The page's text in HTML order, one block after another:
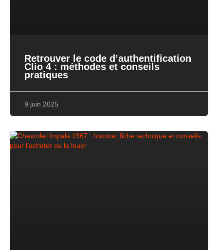
Retrouver le code d’authentification
Clio 4 : méthodes et conseils
pratiques
9 juin 2025